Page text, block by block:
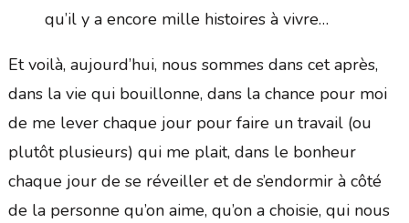
qu’il y a encore mille histoires à vivre…
Et voilà, aujourd’hui, nous sommes dans cet après,
dans la vie qui bouillonne, dans la chance pour moi
de me lever chaque jour pour faire un travail (ou
plutôt plusieurs) qui me plait, dans le bonheur
chaque jour de se réveiller et de s’endormir à côté
de la personne qu’on aime, qu’on a choisie, qui nous